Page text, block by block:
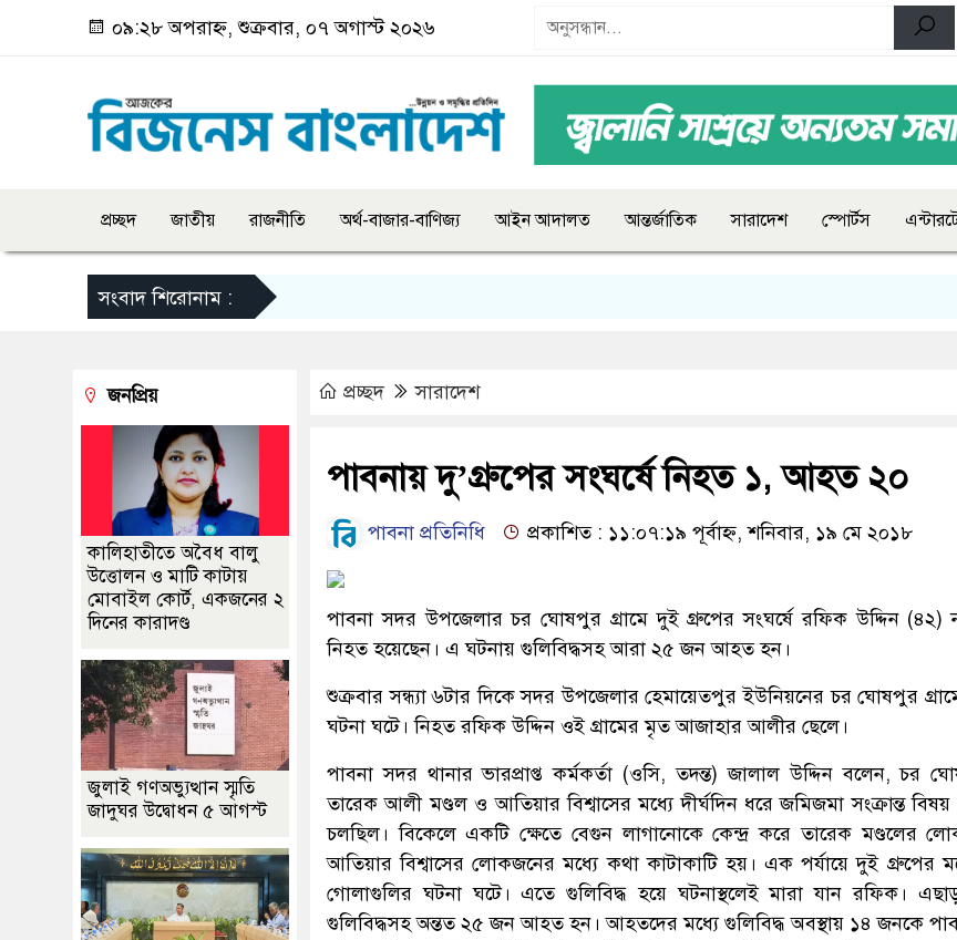
০৯:২৮ অপরাহ্ন, শুক্রবার, ০৭ অগাস্ট ২০২৬
প্রচ্ছদ জাতীয় রাজনীতি অর্থ-বাজার-বাণিজ্য আইন আদালত আন্তর্জাতিক সারাদেশ স্পোর্টস
সংবাদ শিরোনাম :
প্রচ্ছদ সারাদেশ
পাবনায় দু’গ্রুপের সংঘর্ষে নিহত ১, আহত ২০
পাবনা প্রতিনিধি প্রকাশিত : ১১:০৭:১৯ পূর্বাহ্ন, শনিবার, ১৯ মে ২০১৮
পাবনা সদর উপজেলার চর ঘোষপুর গ্রামে দুই গ্রুপের সংঘর্ষে রফিক উদ্দিন
নিহত হয়েছেন। এ ঘটনায় গুলিবিদ্ধসহ আরা ২৫ জন আহত হন।
শুক্রবার সন্ধ্যা ৬টার দিকে সদর উপজেলার হেমায়েতপুর ইউনিয়নের চর ঘোষপুর
ঘটনা ঘটে। নিহত রফিক উদ্দিন ওই গ্রামের মৃত আজাহার আলীর ছেলে।
পাবনা সদর থানার ভারপ্রাপ্ত কর্মকর্তা (ওসি, তদন্ত) জালাল উদ্দিন বলেন, চর
তারেক আলী মণ্ডল ও আতিয়ার বিশ্বাসের মধ্যে দীর্ঘদিন ধরে জমিজমা সংক্রান্ত
চলছিল। বিকেলে একটি ক্ষেতে বেগুন লাগানোকে কেন্দ্র করে তারেক মণ্ডলের
আতিয়ার বিশ্বাসের লোকজনের মধ্যে কথা কাটাকাটি হয়। এক পর্যায়ে দুই গ্রুপের
গোলাগুলির ঘটনা ঘটে। এতে গুলিবিদ্ধ হয়ে ঘটনাস্থলেই মারা যান রফিক।
গুলিবিদ্ধসহ অন্তত ২৫ জন আহত হন। আহতদের মধ্যে গুলিবিদ্ধ অবস্থায় ১৪ জনকে
জনপ্রিয়
কালিহাতীতে অবৈধ বালু
উত্তোলন ও মাটি কাটায়
মোবাইল কোর্ট, একজনের ২
দিনের কারাদণ্ড
জুলাই গণঅভ্যুত্থান স্মৃতি
জাদুঘর উদ্বোধন ৫ আগস্ট